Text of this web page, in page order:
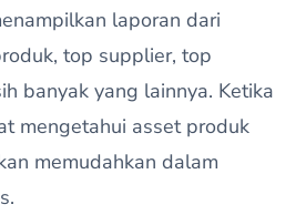
laporan dari
top supplier, top
banyak yang lainnya. Ketika
mengetahui asset produk
memudahkan dalam